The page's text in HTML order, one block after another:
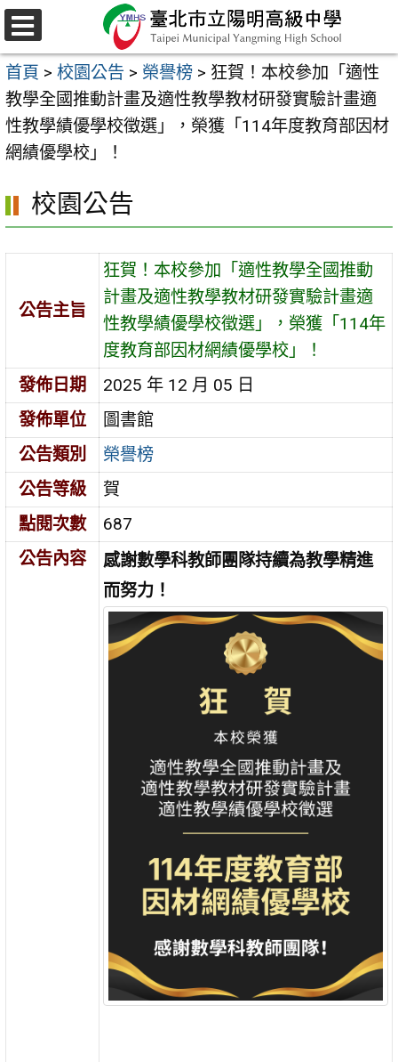
跳
至
主
要
內
容
選
單
首頁 > 校園公告 > 榮譽榜 > 狂賀！本校參加「適性
教學全國推動計畫及適性教學教材研發實驗計畫適
性教學績優學校徵選」，榮獲「114年度教育部因材
網績優學校」！
校園公告
公告主旨
狂賀！本校參加「適性教學全國推動
計畫及適性教學教材研發實驗計畫適
性教學績優學校徵選」，榮獲「114年
度教育部因材網績優學校」！
發佈日期
2025 年 12 月 05 日
發佈單位
圖書館
公告類別
榮譽榜
公告等級
賀
點閱次數
687
公告內容
感謝數學科教師團隊持續為教學精進
而努力！